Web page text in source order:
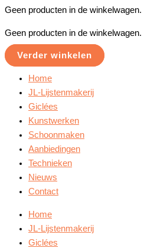
Geen producten in de winkelwagen.
Geen producten in de winkelwagen.
Verder winkelen
Home
JL-Lijstenmakerij
Giclées
Kunstwerken
Schoonmaken
Aanbiedingen
Technieken
Nieuws
Contact
Home
JL-Lijstenmakerij
Giclées